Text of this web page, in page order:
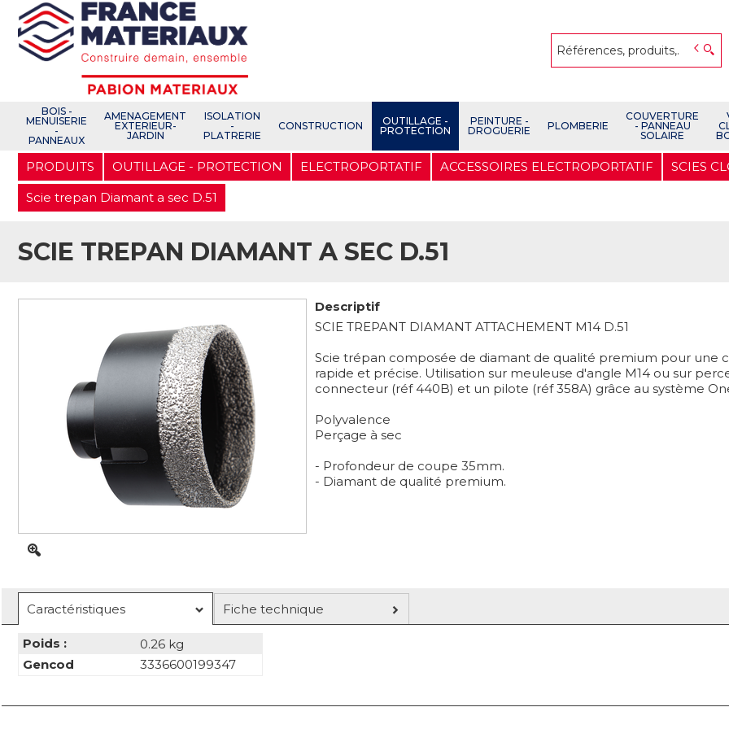
Aller
contenu
principal
BOIS -
MENUISERIE
-
PANNEAUX
AMENAGEMENT
EXTERIEUR-
JARDIN
ISOLATION
-
PLATRERIE
CONSTRUCTION
OUTILLAGE -
PROTECTION
PEINTURE -
DROGUERIE
PLOMBERIE
COUVERTURE
- PANNEAU
SOLAIRE
PRODUITS OUTILLAGE - PROTECTION ELECTROPORTATIF ACCESSOIRES ELECTROPORTATIF SCIES
Scie trepan Diamant a sec D.51
SCIE TREPAN DIAMANT A SEC D.51
Descriptif
SCIE TREPANT DIAMANT ATTACHEMENT M14 D.51
Scie trépan composée de diamant de qualité premium pour une
rapide et précise. Utilisation sur meuleuse d'angle M14 ou sur
connecteur (réf 440B) et un pilote (réf 358A) grâce au système
Polyvalence
Perçage à sec
- Profondeur de coupe 35mm.
- Diamant de qualité premium.
Caractéristiques Fiche technique
Poids :
0.26 kg
Gencod
3336600199347